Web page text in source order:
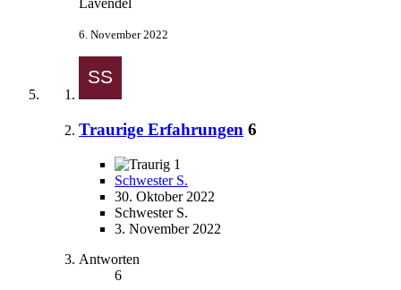
Lavendel
6. November 2022
Traurige Erfahrungen 6
1
Schwester S.
30. Oktober 2022
Schwester S.
3. November 2022
Antworten
6